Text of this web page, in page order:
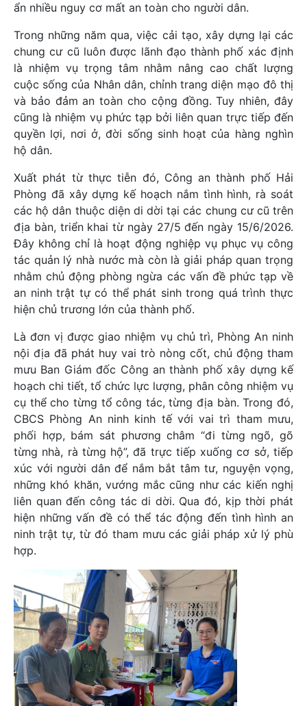
ẩn nhiều nguy cơ mất an toàn cho người dân.
Trong những năm qua, việc cải tạo, xây dựng lại các
chung cư cũ luôn được lãnh đạo thành phố xác định
là nhiệm vụ trọng tâm nhằm nâng cao chất lượng
cuộc sống của Nhân dân, chỉnh trang diện mạo đô thị
và bảo đảm an toàn cho cộng đồng. Tuy nhiên, đây
cũng là nhiệm vụ phức tạp bởi liên quan trực tiếp đến
quyền lợi, nơi ở, đời sống sinh hoạt của hàng nghìn
hộ dân.
Xuất phát từ thực tiễn đó, Công an thành phố Hải
Phòng đã xây dựng kế hoạch nắm tình hình, rà soát
các hộ dân thuộc diện di dời tại các chung cư cũ trên
địa bàn, triển khai từ ngày 27/5 đến ngày 15/6/2026.
Đây không chỉ là hoạt động nghiệp vụ phục vụ công
tác quản lý nhà nước mà còn là giải pháp quan trọng
nhằm chủ động phòng ngừa các vấn đề phức tạp về
an ninh trật tự có thể phát sinh trong quá trình thực
hiện chủ trương lớn của thành phố.
Là đơn vị được giao nhiệm vụ chủ trì, Phòng An ninh
nội địa đã phát huy vai trò nòng cốt, chủ động tham
mưu Ban Giám đốc Công an thành phố xây dựng kế
hoạch chi tiết, tổ chức lực lượng, phân công nhiệm vụ
cụ thể cho từng tổ công tác, từng địa bàn. Trong đó,
CBCS Phòng An ninh kinh tế với vai trì tham mưu,
phối hợp, bám sát phương châm “đi từng ngõ, gõ
từng nhà, rà từng hộ”, đã trực tiếp xuống cơ sở, tiếp
xúc với người dân để nắm bắt tâm tư, nguyện vọng,
những khó khăn, vướng mắc cũng như các kiến nghị
liên quan đến công tác di dời. Qua đó, kịp thời phát
hiện những vấn đề có thể tác động đến tình hình an
ninh trật tự, từ đó tham mưu các giải pháp xử lý phù
hợp.